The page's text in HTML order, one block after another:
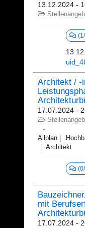
13.12.2024 -
Architekt / -
17.07.2024 -
Allplan
Architekt
mit
17.07.2024 -